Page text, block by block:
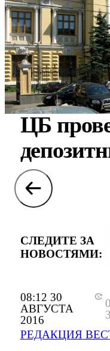
08:12 30
АВГУСТА
2016
РЕДАКЦИЯ
ЦБ
СЛЕДИТЕ ЗА
НОВОСТЯМИ: